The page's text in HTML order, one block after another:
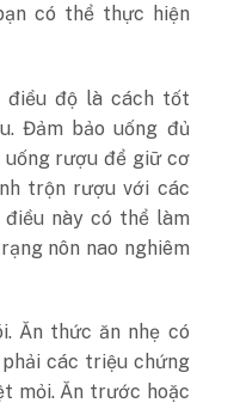
có thể thực hiện
điều độ là cách tốt
Đảm bảo uống đủ
rượu để giữ cơ
trộn rượu với các
điều này có thể làm
nôn nao nghiêm
Ăn thức ăn nhẹ có
các triệu chứng
mỏi. Ăn trước hoặc